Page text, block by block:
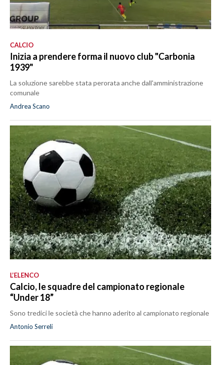
CALCIO
Inizia a prendere forma il nuovo club "Carbonia
1939"
La soluzione sarebbe stata perorata anche dall'amministrazione
comunale
Andrea Scano
L’ELENCO
Calcio, le squadre del campionato regionale
“Under 18”
Sono tredici le società che hanno aderito al campionato regionale
Antonio Serreli